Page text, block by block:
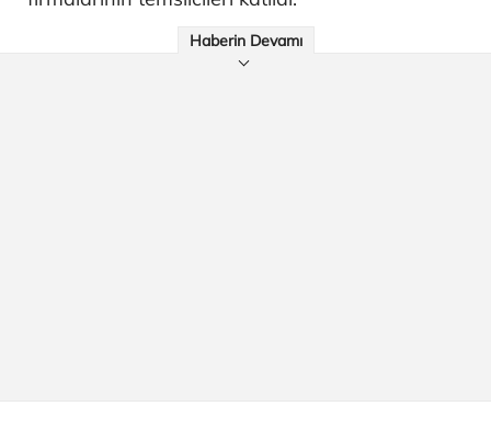
Haberin Devamı